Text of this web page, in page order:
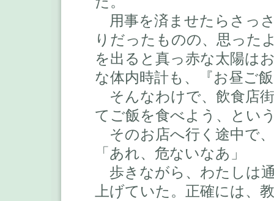
用事を済ませたらさっ
りだったものの、思った
を出ると真っ赤な太陽は
な体内時計も、『お昼ご
そんなわけで、飲食店
てご飯を食べよう、とい
そのお店へ行く途中で
「あれ、危ないなあ」
歩きながら、わたしは
上げていた。正確には、